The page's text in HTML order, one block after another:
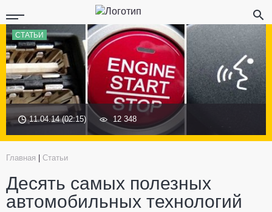
СТАТЬИ
11.04.14 (02:15) 12 348
Главная Статьи
Десять самых полезных
автомобильных технологий